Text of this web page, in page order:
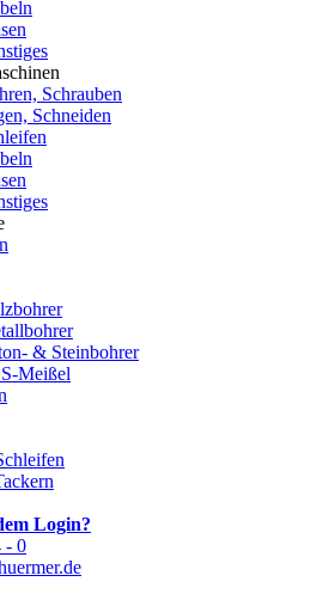
Schrauben
Schneiden
& Steinbohrer
Meißel
Login?
- 0